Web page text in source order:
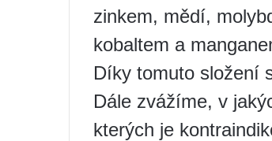
zinkem, mědí,
kobaltem a
Díky tomuto složení
Dále zvážíme, v
kterých je